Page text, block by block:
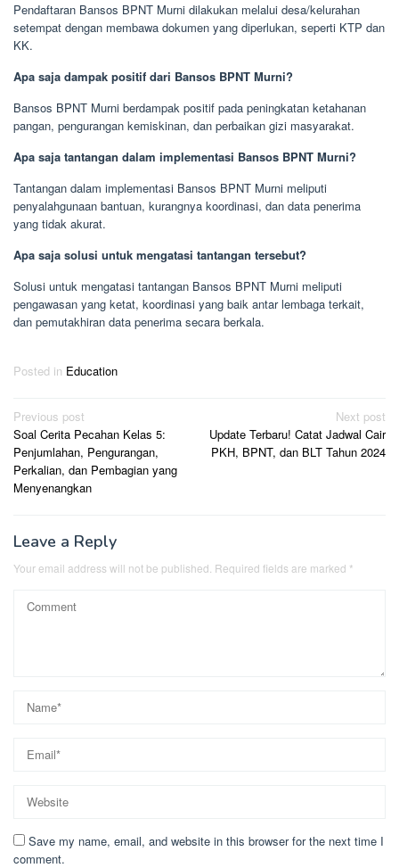
Pendaftaran Bansos BPNT Murni dilakukan melalui desa/kelurahan
setempat dengan membawa dokumen yang diperlukan, seperti KTP dan
KK.
Apa saja dampak positif dari Bansos BPNT Murni?
Bansos BPNT Murni berdampak positif pada peningkatan ketahanan
pangan, pengurangan kemiskinan, dan perbaikan gizi masyarakat.
Apa saja tantangan dalam implementasi Bansos BPNT Murni?
Tantangan dalam implementasi Bansos BPNT Murni meliputi
penyalahgunaan bantuan, kurangnya koordinasi, dan data penerima
yang tidak akurat.
Apa saja solusi untuk mengatasi tantangan tersebut?
Solusi untuk mengatasi tantangan Bansos BPNT Murni meliputi
pengawasan yang ketat, koordinasi yang baik antar lembaga terkait,
dan pemutakhiran data penerima secara berkala.
Posted in Education
Post
navigation
Previous post
Soal Cerita Pecahan Kelas 5:
Penjumlahan, Pengurangan,
Perkalian, dan Pembagian yang
Menyenangkan
Next post
Update Terbaru! Catat Jadwal Cair
PKH, BPNT, dan BLT Tahun 2024
Leave a Reply
Your email address will not be published. Required fields are marked *
Save my name, email, and website in this browser for the next time I
comment.